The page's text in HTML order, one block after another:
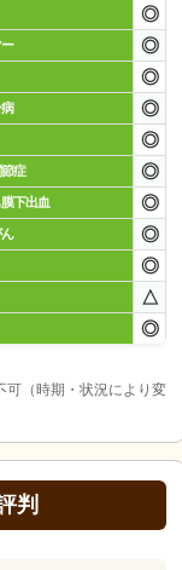
◎
◎
◎
◎
◎
症 ◎
下出血 ◎
◎
◎
△
◎
（時期・状況により変
判